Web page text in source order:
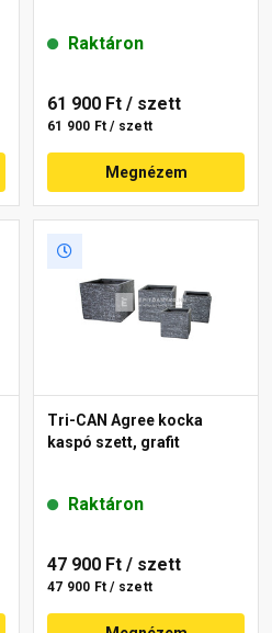
Raktáron
61 900 Ft / szett
61 900 Ft / szett
Megnézem
Tri-CAN Agree kocka
kaspó szett, grafit
Raktáron
47 900 Ft / szett
47 900 Ft / szett